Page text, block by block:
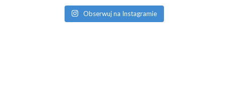
Obserwuj na Instagramie